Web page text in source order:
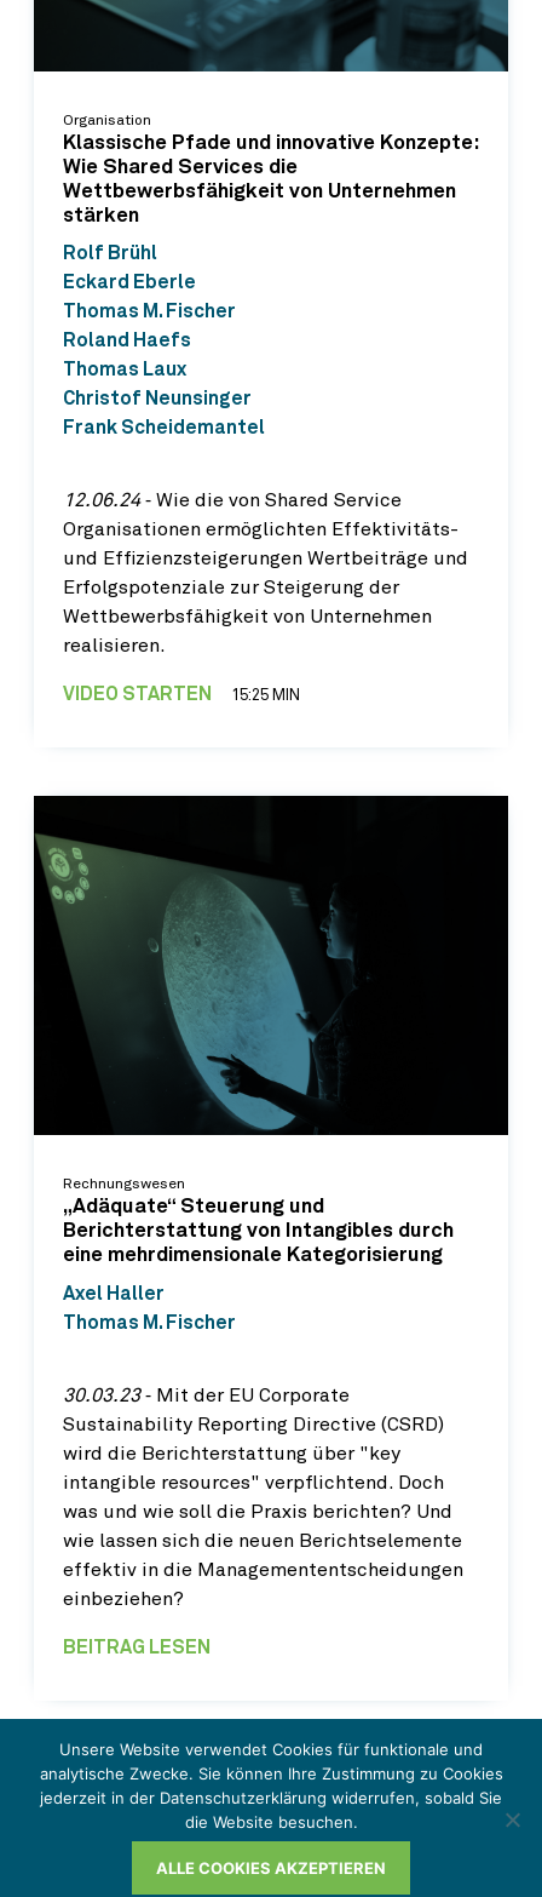
Organisation
Klassische Pfade und innovative Konzepte:
Wie Shared Services die
Wettbewerbsfähigkeit von Unternehmen
stärken
Rolf Brühl
Eckard Eberle
Thomas M. Fischer
Roland Haefs
Thomas Laux
Christof Neunsinger
Frank Scheidemantel
12.06.24‐ Wie die von Shared Service
Organisationen ermöglichten Effektivitäts-
und Effizienzsteigerungen Wertbeiträge und
Erfolgspotenziale zur Steigerung der
Wettbewerbsfähigkeit von Unternehmen
realisieren.
VIDEO STARTEN 15:25 MIN
Rechnungswesen
„Adäquate“ Steuerung und
Berichterstattung von Intangibles durch
eine mehrdimensionale Kategorisierung
Axel Haller
Thomas M. Fischer
30.03.23‐ Mit der EU Corporate
Sustainability Reporting Directive (CSRD)
wird die Berichterstattung über "key
intangible resources" verpflichtend. Doch
was und wie soll die Praxis berichten? Und
wie lassen sich die neuen Berichtselemente
effektiv in die Managemententscheidungen
einbeziehen?
BEITRAG LESEN
© Schmalenbach IMPULSE 2026
Unsere Website verwendet Cookies für funktionale und
analytische Zwecke. Sie können Ihre Zustimmung zu Cookies
jederzeit in der Datenschutzerklärung widerrufen, sobald Sie
die Website besuchen.
ALLE COOKIES AKZEPTIEREN